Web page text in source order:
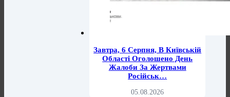
Завтра, 6 Серпня, В Київській
Області Оголошено День
Жалоби За Жертвами
Російськ…
05.08.2026